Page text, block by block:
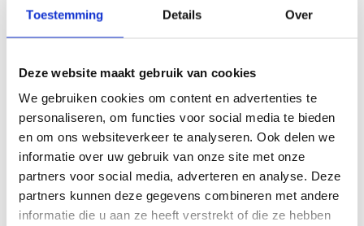
Toestemming Details Over
Deze website maakt gebruik van cookies
We gebruiken cookies om content en advertenties te
personaliseren, om functies voor social media te bieden
en om ons websiteverkeer te analyseren. Ook delen we
informatie over uw gebruik van onze site met onze
partners voor social media, adverteren en analyse. Deze
partners kunnen deze gegevens combineren met andere
informatie die u aan ze heeft verstrekt of die ze hebben